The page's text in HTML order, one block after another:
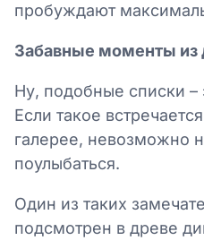
пробуждают
Забавные моменты из
Ну, подобные списки –
Если такое
галерее, невозможно
поулыбаться.
Один из таких
подсмотрен в древе